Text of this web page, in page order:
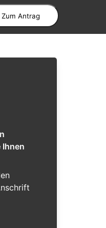
Zum Antrag